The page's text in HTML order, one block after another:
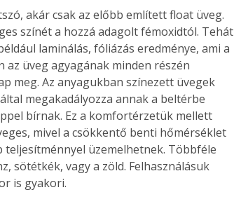
akár csak az előbb említett float üveg.
színét a hozzá adagolt fémoxidtól. Tehát
laminálás, fóliázás eredménye, ami a
üveg agyagának minden részén
meg. Az anyagukban színezett üvegek
megakadályozza annak a beltérbe
bírnak. Ez a komfortérzetük mellett
mivel a csökkentő benti hőmérséklet
üzemelhetnek. Többféle
sötétkék, vagy a zöld. Felhasználásuk
is gyakori.